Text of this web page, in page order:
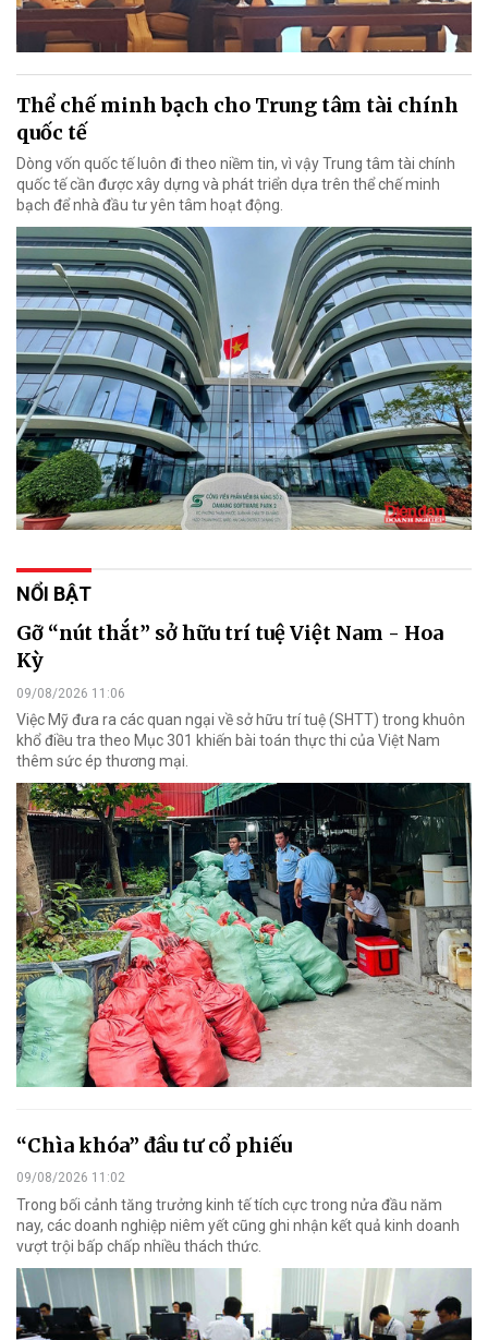
Thể chế minh bạch cho Trung tâm tài chính
quốc tế
Dòng vốn quốc tế luôn đi theo niềm tin, vì vậy Trung tâm tài chính
quốc tế cần được xây dựng và phát triển dựa trên thể chế minh
bạch để nhà đầu tư yên tâm hoạt động.
NỔI BẬT
Gỡ “nút thắt” sở hữu trí tuệ Việt Nam - Hoa
Kỳ
09/08/2026 11:06
Việc Mỹ đưa ra các quan ngại về sở hữu trí tuệ (SHTT) trong khuôn
khổ điều tra theo Mục 301 khiến bài toán thực thi của Việt Nam
thêm sức ép thương mại.
“Chìa khóa” đầu tư cổ phiếu
09/08/2026 11:02
Trong bối cảnh tăng trưởng kinh tế tích cực trong nửa đầu năm
nay, các doanh nghiệp niêm yết cũng ghi nhận kết quả kinh doanh
vượt trội bấp chấp nhiều thách thức.